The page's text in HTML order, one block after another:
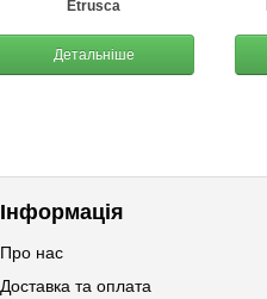
Etrusca
Детальніше
Інформація
Про нас
Доставка та оплата